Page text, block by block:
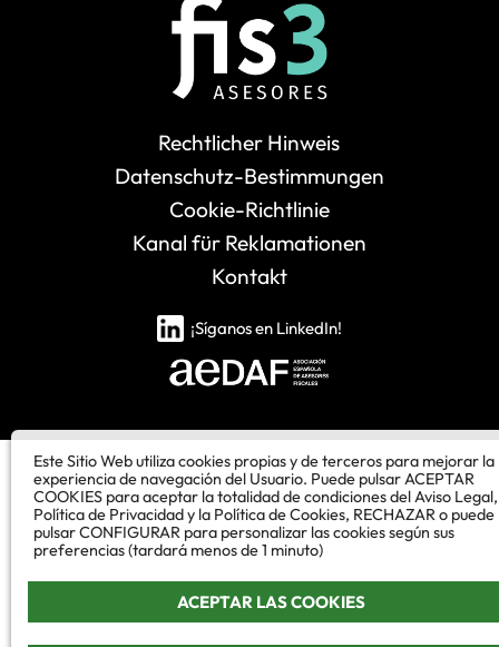
Rechtlicher Hinweis
Datenschutz-Bestimmungen
Cookie-Richtlinie
Kanal für Reklamationen
Kontakt
¡Síganos en LinkedIn!
Este Sitio Web utiliza cookies propias y de terceros para mejorar la
experiencia de navegación del Usuario. Puede pulsar ACEPTAR
COOKIES para aceptar la totalidad de condiciones del Aviso Legal,
Política de Privacidad y la Política de Cookies, RECHAZAR o puede
pulsar CONFIGURAR para personalizar las cookies según sus
preferencias (tardará menos de 1 minuto)
ACEPTAR LAS COOKIES